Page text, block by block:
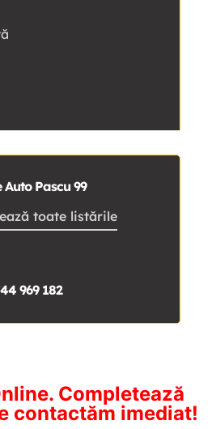
Auto Pascu 99
toate listările
969 182
Completează
contactăm imediat!